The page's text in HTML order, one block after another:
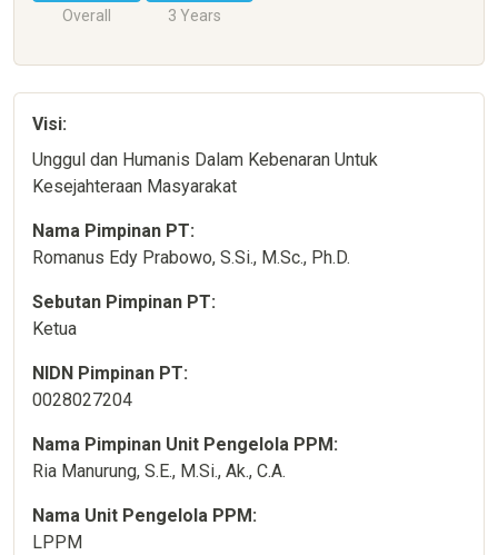
Overall 3 Years
Visi:
Unggul dan Humanis Dalam Kebenaran Untuk
Kesejahteraan Masyarakat
Nama Pimpinan PT:
Romanus Edy Prabowo, S.Si., M.Sc., Ph.D.
Sebutan Pimpinan PT:
Ketua
NIDN Pimpinan PT:
0028027204
Nama Pimpinan Unit Pengelola PPM:
Ria Manurung, S.E., M.Si., Ak., C.A.
Nama Unit Pengelola PPM:
LPPM